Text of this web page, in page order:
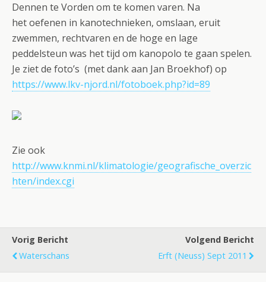
Dennen te Vorden om te komen varen. Na
het oefenen in kanotechnieken, omslaan, eruit
zwemmen, rechtvaren en de hoge en lage
peddelsteun was het tijd om kanopolo te gaan spelen.
Je ziet de foto’s (met dank aan Jan Broekhof) op
https://www.lkv-njord.nl/fotoboek.php?id=89
Zie ook
http://www.knmi.nl/klimatologie/geografische_overzic
hten/index.cgi
Vorig Bericht
Waterschans
Volgend Bericht
Erft (Neuss) Sept 2011